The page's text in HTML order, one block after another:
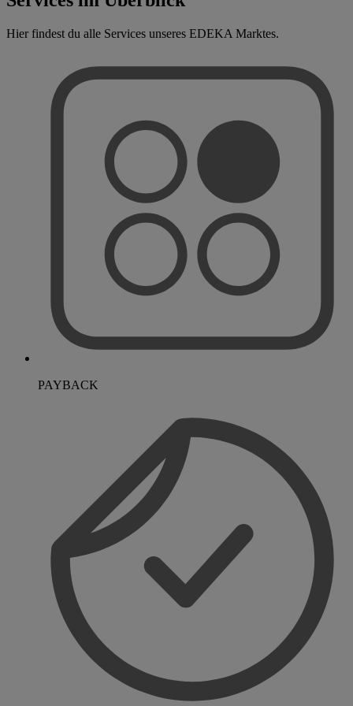
Hier findest du alle Services unseres EDEKA Marktes.
PAYBACK